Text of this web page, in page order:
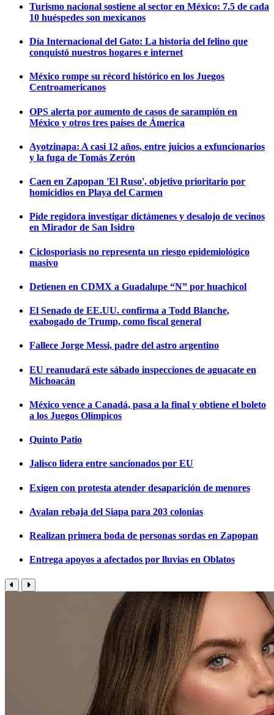
Turismo nacional sostiene al sector en México: 7.5 de cada
10 huéspedes son mexicanos
Día Internacional del Gato: La historia del felino que
conquistó nuestros hogares e internet
México rompe su récord histórico en los Juegos
Centroamericanos
OPS alerta por aumento de casos de sarampión en
México y otros tres países de Ámerica
Ayotzinapa: A casi 12 años, entre juicios a exfuncionarios
y la fuga de Tomás Zerón
Caen en Zapopan 'El Ruso', objetivo prioritario por
homicidios en Playa del Carmen
Pide regidora investigar dictámenes y desalojo de vecinos
en Mirador de San Isidro
Ciclosporiasis no representa un riesgo epidemiológico
masivo
Detienen en CDMX a Guadalupe “N” por huachicol
El Senado de EE.UU. confirma a Todd Blanche,
exabogado de Trump, como fiscal general
Fallece Jorge Messi, padre del astro argentino
EU reanudará este sábado inspecciones de aguacate en
Michoacán
México vence a Canadá, pasa a la final y obtiene el boleto
a los Juegos Olímpicos
Quinto Patio
Jalisco lidera entre sancionados por EU
Exigen con protesta atender desaparición de menores
Avalan rebaja del Siapa para 203 colonias
Realizan primera boda de personas sordas en Zapopan
Entrega apoyos a afectados por lluvias en Oblatos